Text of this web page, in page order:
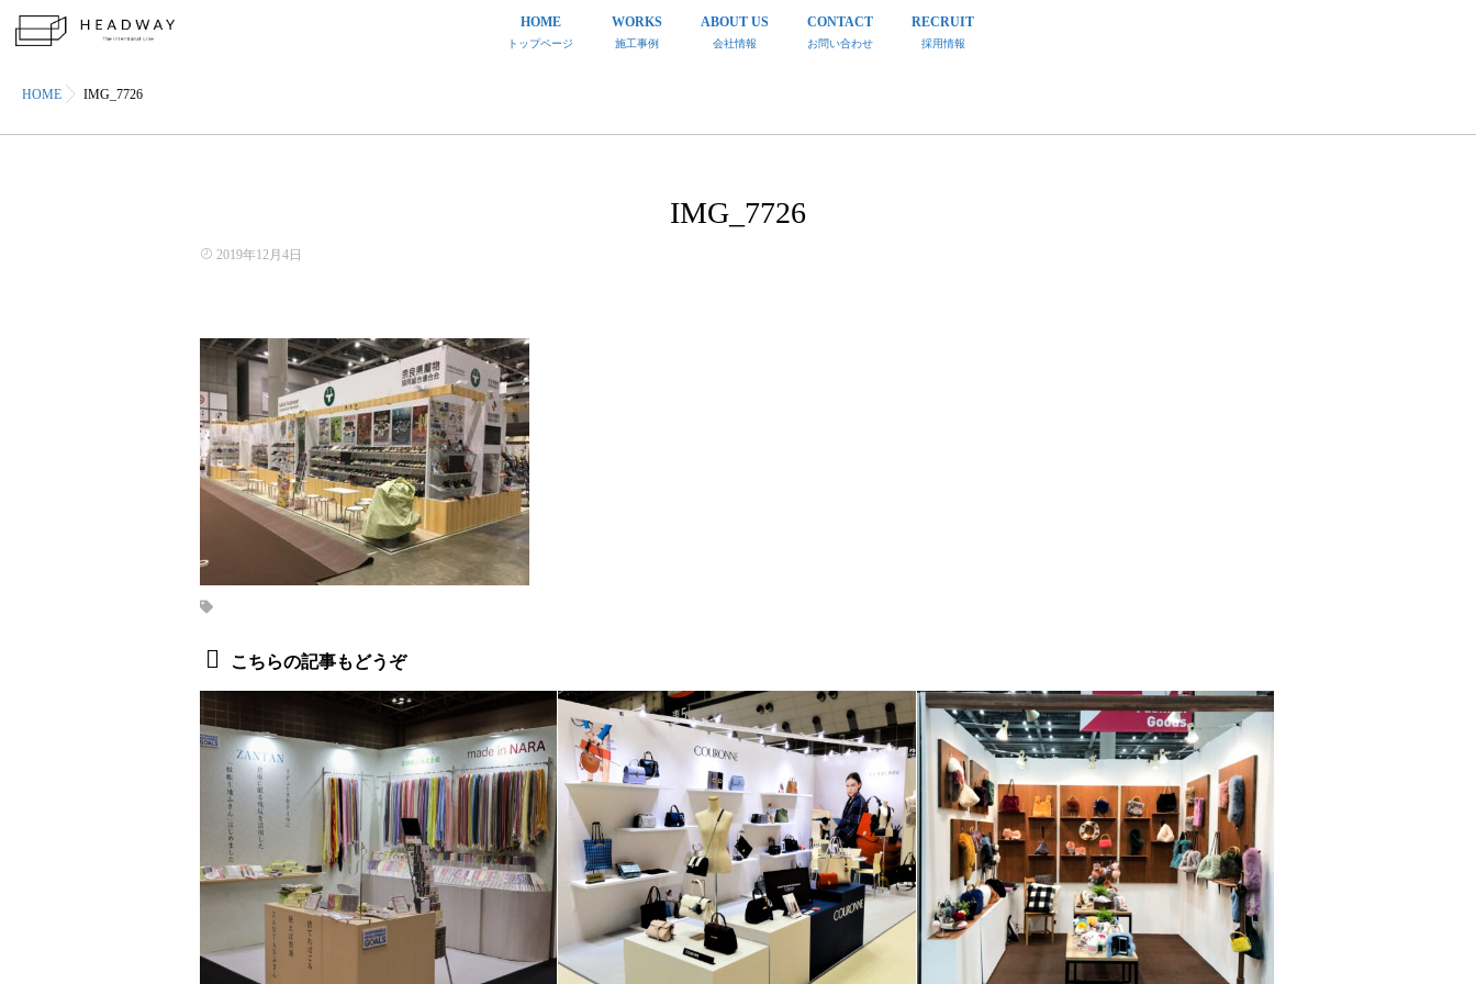
HOME
トップページ
WORKS
施工事例
ABOUT US
会社情報
CONTACT
お問い合わせ
RECRUIT
採用情報
HOME IMG_7726
IMG_7726
2019年12月4日
こちらの記事もどうぞ